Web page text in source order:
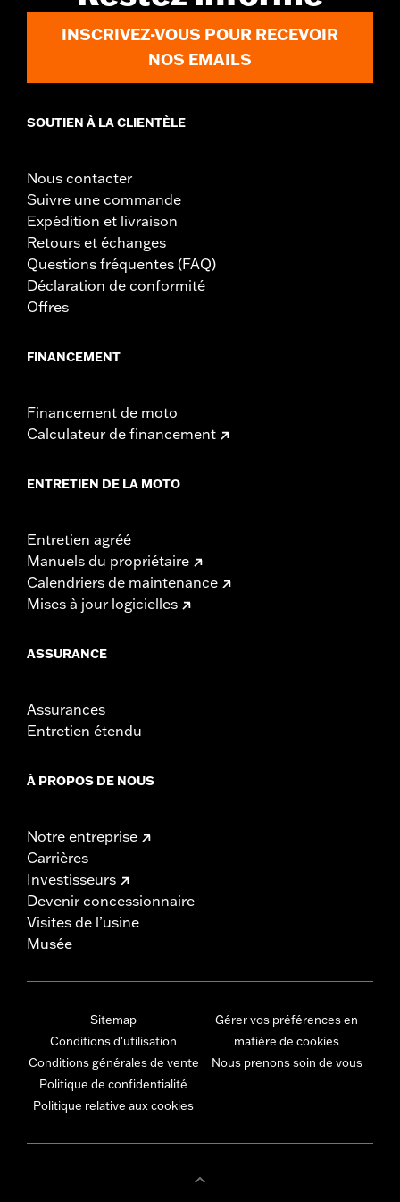
Matière:Acier
Dans la boîte:Guidon et instructions d'installation
Bout à bout: 29.3
nécessiter le changement des câbles d’embrayage et/ou
d'accélérateur ainsi que des durites de frein sur certains
modèles. La hauteur du guidon est réglementée dans de
nombreux pays. Vérifiez la législation locale pour vous
assurer que votre moto est conforme à la
réglementation en vigueur.
INSCRIVEZ-VOUS POUR RECEVOIR
NOS EMAILS
SOUTIEN À LA CLIENTÈLE
Nous contacter
Suivre une commande
Expédition et livraison
Retours et échanges
Questions fréquentes (FAQ)
Déclaration de conformité
Offres
FINANCEMENT
Financement de moto
Calculateur de financement
ENTRETIEN DE LA MOTO
Entretien agréé
Manuels du propriétaire
Calendriers de maintenance
Mises à jour logicielles
ASSURANCE
Assurances
Entretien étendu
À PROPOS DE NOUS
Notre entreprise
Carrières
Investisseurs
Devenir concessionnaire
Visites de l’usine
Musée
Sitemap
Conditions d'utilisation
Conditions générales de vente
Politique de confidentialité
Politique relative aux cookies
Gérer vos préférences en
matière de cookies
Nous prenons soin de vous